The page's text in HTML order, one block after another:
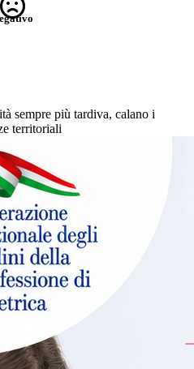
sempre più tardiva, calano i
territoriali